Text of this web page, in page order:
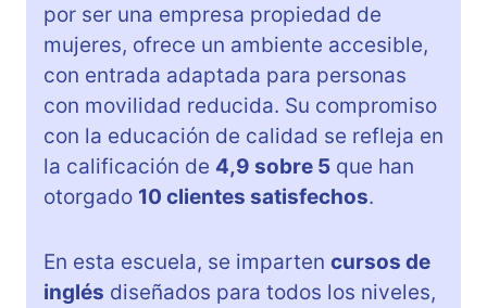
por ser una empresa propiedad de
mujeres, ofrece un ambiente accesible,
con entrada adaptada para personas
con movilidad reducida. Su compromiso
con la educación de calidad se refleja en
la calificación de 4,9 sobre 5 que han
otorgado 10 clientes satisfechos.
En esta escuela, se imparten cursos de
inglés diseñados para todos los niveles,